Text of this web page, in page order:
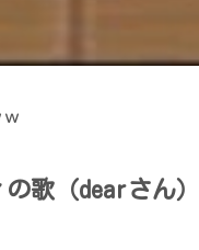
歌（dearさん）